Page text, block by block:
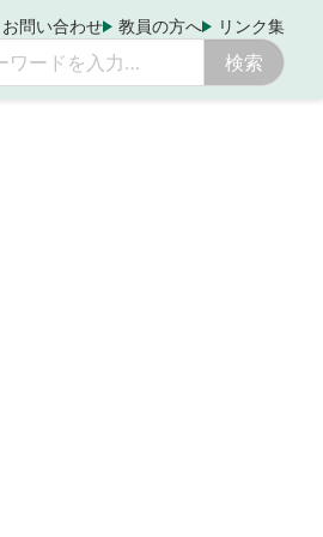
お問い合わせ 教員の方へ リンク集